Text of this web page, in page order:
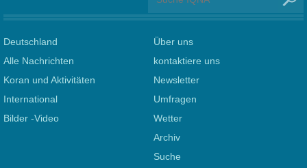
Deutschland
Alle Nachrichten
Koran und Aktivitäten
International
Bilder -Video
Über uns
kontaktiere uns
Newsletter
Umfragen
Wetter
Archiv
Suche